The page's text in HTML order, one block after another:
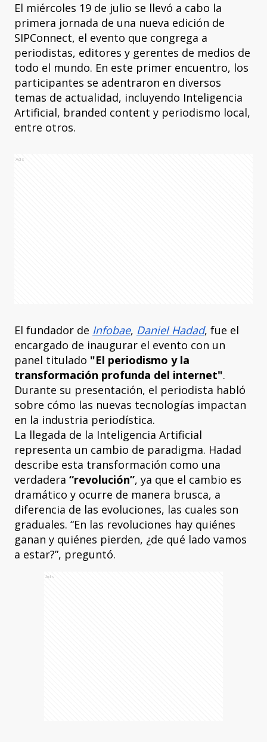
El miércoles 19 de julio se llevó a cabo la
primera jornada de una nueva edición de
SIPConnect, el evento que congrega a
periodistas, editores y gerentes de medios de
todo el mundo. En este primer encuentro, los
participantes se adentraron en diversos
temas de actualidad, incluyendo Inteligencia
Artificial, branded content y periodismo local,
entre otros.
Ads
El fundador de Infobae, Daniel Hadad, fue el
encargado de inaugurar el evento con un
panel titulado "El periodismo y la
transformación profunda del internet".
Durante su presentación, el periodista habló
sobre cómo las nuevas tecnologías impactan
en la industria periodística.
La llegada de la Inteligencia Artificial
representa un cambio de paradigma. Hadad
describe esta transformación como una
verdadera “revolución”, ya que el cambio es
dramático y ocurre de manera brusca, a
diferencia de las evoluciones, las cuales son
graduales. “En las revoluciones hay quiénes
ganan y quiénes pierden, ¿de qué lado vamos
a estar?”, preguntó.
Ads